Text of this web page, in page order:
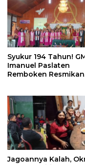
Syukur 194 Tahun!
Imanuel Paslaten
Remboken Resmikan
Jagoannya Kalah,